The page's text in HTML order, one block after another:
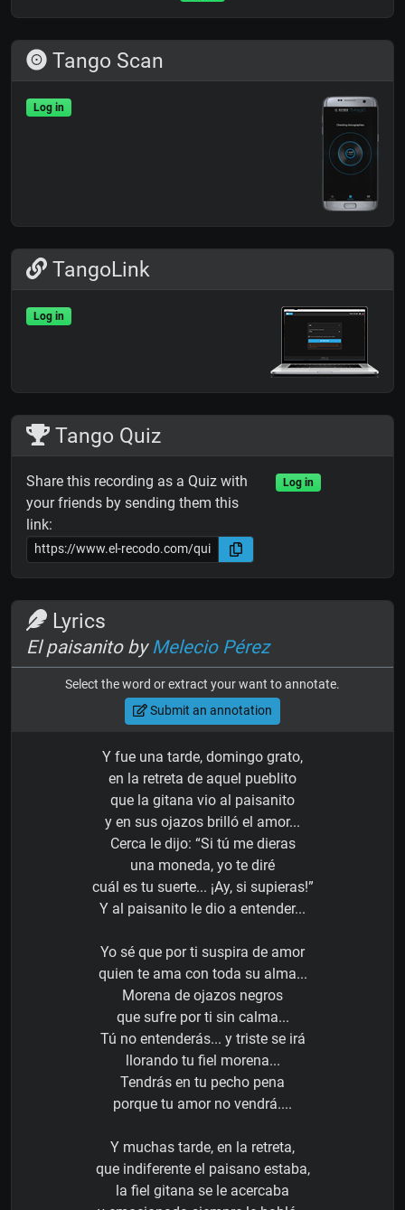
Tango Scan
Log in
TangoLink
Log in
Tango Quiz
Share this recording as a Quiz with
your friends by sending them this
link:
Log in
Lyrics
El paisanito byMelecio Pérez
Select the word or extract your want to annotate.
Submit an annotation
Y fue una tarde, domingo grato,
en la retreta de aquel pueblito
que la gitana vio al paisanito
y en sus ojazos brilló el amor...
Cerca le dijo: “Si tú me dieras
una moneda, yo te diré
cuál es tu suerte... ¡Ay, si supieras!”
Y al paisanito le dio a entender...
Yo sé que por ti suspira de amor
quien te ama con toda su alma...
Morena de ojazos negros
que sufre por ti sin calma...
Tú no entenderás... y triste se irá
llorando tu fiel morena...
Tendrás en tu pecho pena
porque tu amor no vendrá....
Y muchas tarde, en la retreta,
que indiferente el paisano estaba,
la fiel gitana se le acercaba